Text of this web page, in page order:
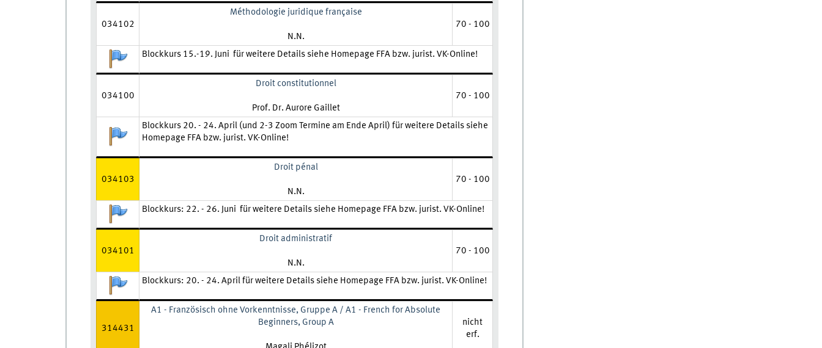
034102
Méthodologie juridique française
Lehrkraft:
N.N.
70 - 100
Anmeldestatus:
Zeit und Ort:
Blockkurs 15.-19. Juni für weitere Details siehe Homepage FFA bzw. jurist. VK-Online!
034100
Droit constitutionnel
Lehrkraft:
Prof. Dr. Aurore Gaillet
70 - 100
Anmeldestatus:
Zeit und Ort:
Blockkurs 20. - 24. April (und 2-3 Zoom Termine am Ende April) für weitere Details siehe
Homepage FFA bzw. jurist. VK-Online!
034103
Droit pénal
Lehrkraft:
N.N.
70 - 100
Anmeldestatus:
Zeit und Ort:
Blockkurs: 22. - 26. Juni für weitere Details siehe Homepage FFA bzw. jurist. VK-Online!
034101
Droit administratif
Lehrkraft:
N.N.
70 - 100
Anmeldestatus:
Zeit und Ort:
Blockkurs: 20. - 24. April für weitere Details siehe Homepage FFA bzw. jurist. VK-Online!
314431
A1 - Französisch ohne Vorkenntnisse, Gruppe A / A1 - French for Absolute
Beginners, Group A
nicht
erf.